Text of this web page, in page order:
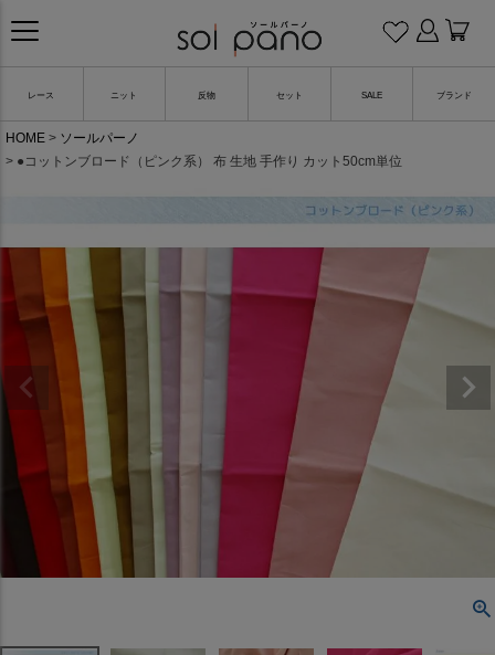
レース ニット 反物 セット SALE ブランド
HOME
ソールパーノ
●コットンブロード（ピンク系） 布 生地 手作り カット50cm単位